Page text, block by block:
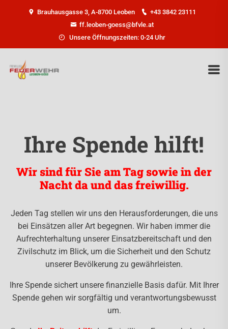
Brauhausgasse 3, A-8700 Leoben
+43 3842 23111
ff.leoben-goess@bfvle.at
Unsere Öffnungszeiten: 0-24 Uhr
Ihre Spende hilft!
Wir sind für Sie am Tag sowie in der
Nacht da und das freiwillig.
Jeden Tag stellen wir uns den Herausforderungen, die uns
bei Einsätzen aller Art begegnen. Wir haben immer die
Aufrechterhaltung unserer Einsatzbereitschaft und den
Zivilschutz im Blick, um die Sicherheit und den Schutz
unserer Bevölkerung zu gewährleisten.
Ihre Spende sichert unsere finanzielle Basis dafür. Mit Ihrer
Spende gehen wir sorgfältig und verantwortungsbewusst
um.